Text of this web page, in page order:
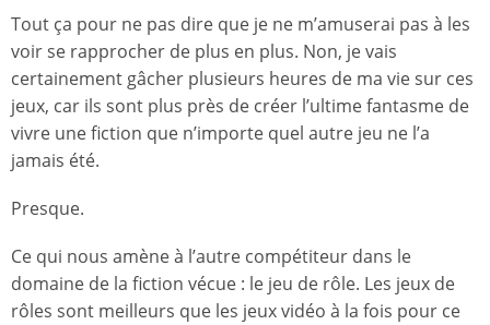
Tout ça pour ne pas dire que je ne m’amuserai pas à les
voir se rapprocher de plus en plus. Non, je vais
certainement gâcher plusieurs heures de ma vie sur ces
jeux, car ils sont plus près de créer l’ultime fantasme de
vivre une fiction que n’importe quel autre jeu ne l’a
jamais été.
Presque.
Ce qui nous amène à l’autre compétiteur dans le
domaine de la fiction vécue : le jeu de rôle. Les jeux de
rôles sont meilleurs que les jeux vidéo à la fois pour ce